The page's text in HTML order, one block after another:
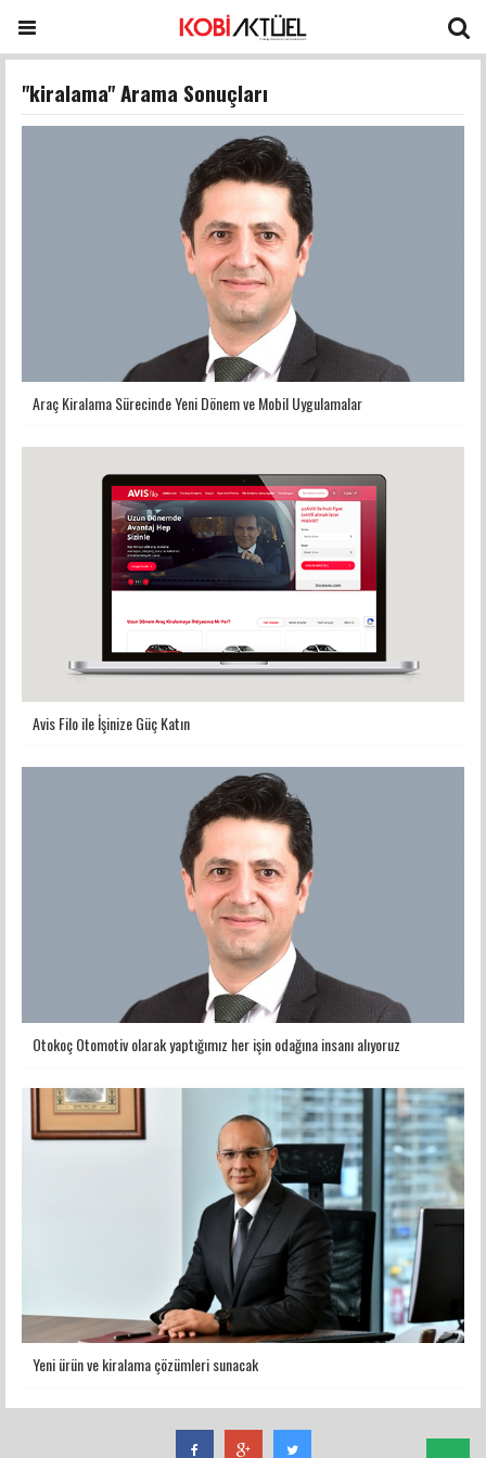
"kiralama" Arama Sonuçları
Araç Kiralama Sürecinde Yeni Dönem ve Mobil Uygulamalar
Avis Filo ile İşinize Güç Katın
Otokoç Otomotiv olarak yaptığımız her işin odağına insanı alıyoruz
Yeni ürün ve kiralama çözümleri sunacak